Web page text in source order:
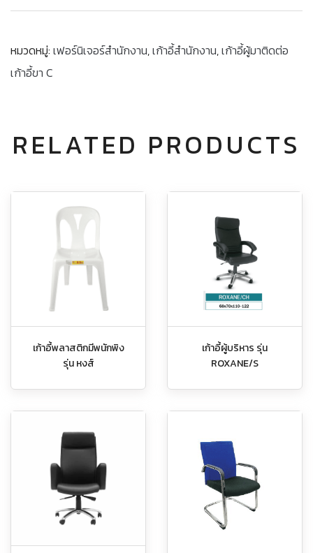
หมวดหมู่: เฟอร์นิเจอร์สำนักงาน,เก้าอี้สำนักงาน,เก้าอี้ผู้มาติดต่อ
เก้าอี้ขา C
RELATED PRODUCTS
เก้าอี้พลาสติกมีพนักพิง
รุ่น หงส์
เก้าอี้ผู้บริหาร รุ่น
ROXANE/S